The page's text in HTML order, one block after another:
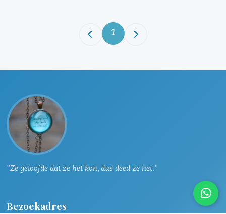
1
"Ze geloofde dat ze het kon, dus deed ze het."
Bezoekadres